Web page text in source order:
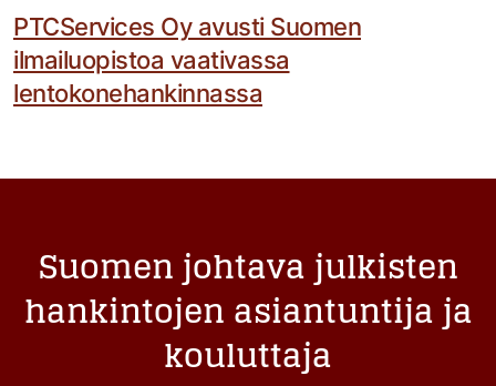
PTCServices Oy avusti Suomen
ilmailuopistoa vaativassa
lentokonehankinnassa
Suomen johtava julkisten
hankintojen asiantuntija ja
kouluttaja